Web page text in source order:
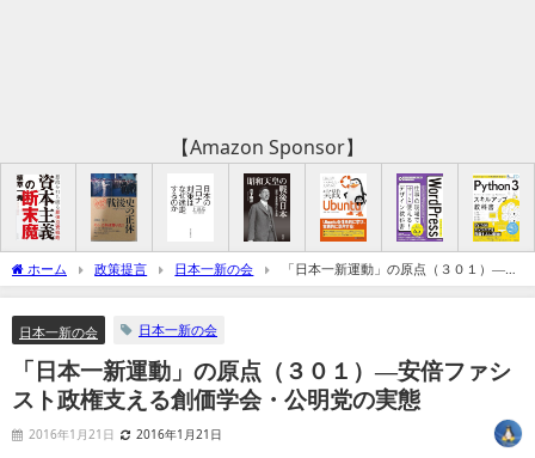
【Amazon Sponsor】
ホーム 政策提言 日本一新の会
「日本一新運動」の原点（３０１）―安
倍ファシスト政権支える創価学会・公明党の実態
日本一新の会 日本一新の会
「日本一新運動」の原点（３０１）―安倍ファシ
スト政権支える創価学会・公明党の実態
2016年1月21日 2016年1月21日